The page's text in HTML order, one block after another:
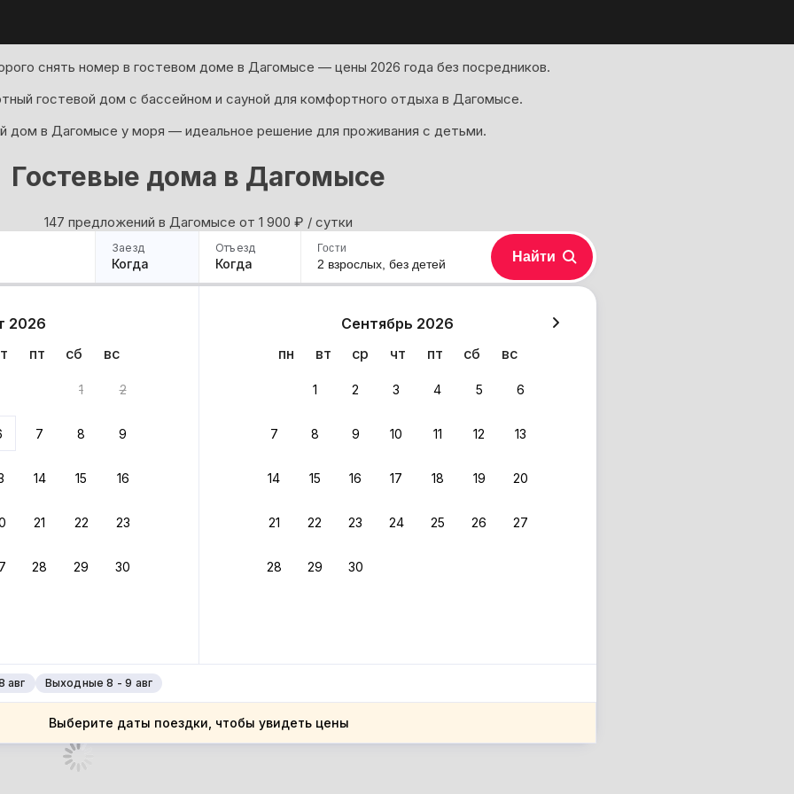
снять номер в гостевом доме в Дагомысе — цены 2026 года без посредников.
гостевой дом с бассейном и сауной для комфортного отдыха в Дагомысе.
дом в Дагомысе у моря — идеальное решение для проживания с детьми.
Гостевые дома в Дагомысе
147 предложений в Дагомысе oт 1 900 ₽ / сутки
Заезд
Когда
Отъезд
Когда
2026
пт сб вс
1 2
7 8 9
14 15 16
21 22 23
28 29 30
Сентябрь 2026
пн
вт ср чт пт сб вс
1 2 3 4 5 6
7 8 9 10 11 12 13
14 15 16 17 18 19 20
21 22 23 24 25 26 27
28 29 30
авг Выходные 8 - 9 авг
Выберите даты поездки, чтобы увидеть цены
Гости
2 взрослых, без детей Найти
4%